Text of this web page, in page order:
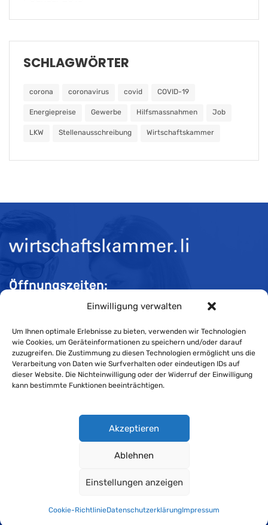
Einwilligung verwalten
Um Ihnen optimale Erlebnisse zu bieten, verwenden wir Technologien
wie Cookies, um Geräteinformationen zu speichern und/oder darauf
zuzugreifen. Die Zustimmung zu diesen Technologien ermöglicht uns die
Verarbeitung von Daten wie Surfverhalten oder eindeutigen IDs auf
dieser Website. Die Nichteinwilligung oder der Widerruf der Einwilligung
kann bestimmte Funktionen beeinträchtigen.
Akzeptieren
Ablehnen
Einstellungen anzeigen
Cookie-RichtlinieDatenschutzerklärungImpressum
SCHLAGWÖRTER
corona coronavirus covid COVID-19
Energiepreise Gewerbe Hilfsmassnahmen Job
LKW Stellenausschreibung Wirtschaftskammer
Öffnungszeiten:
Mo-Do 08:00 bis 11:30 und 13:30 bis 16:30 Uhr
Fr 08:00 bis 11:30 und 13:30 bis 16:00 Uhr
Impressum
Cookie-Richtlinie
Datenschutzerklärung für Mitglieder und Kunden